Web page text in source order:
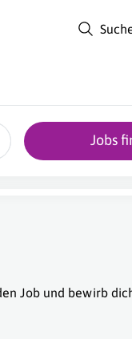
Jobs
Job und bewirb